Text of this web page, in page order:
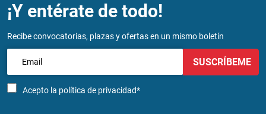
¡Y entérate de todo!
Recibe convocatorias, plazas y ofertas en un mismo boletín
Acepto la política de privacidad*
SUSCRÍBEME